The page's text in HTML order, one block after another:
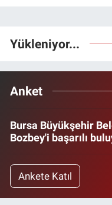
Yükleniyor...
Anket
Bursa Büyükşehir
Bozbey'i başarılı
Ankete Katıl